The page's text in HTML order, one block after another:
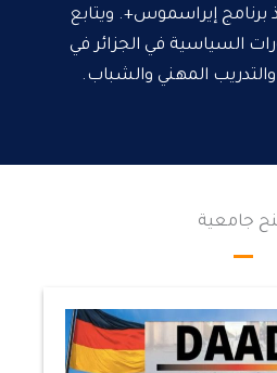
برنامج إيراسموس+. ويتابع
السياسية في الجزائر في
المهني والشباب.
جامعية